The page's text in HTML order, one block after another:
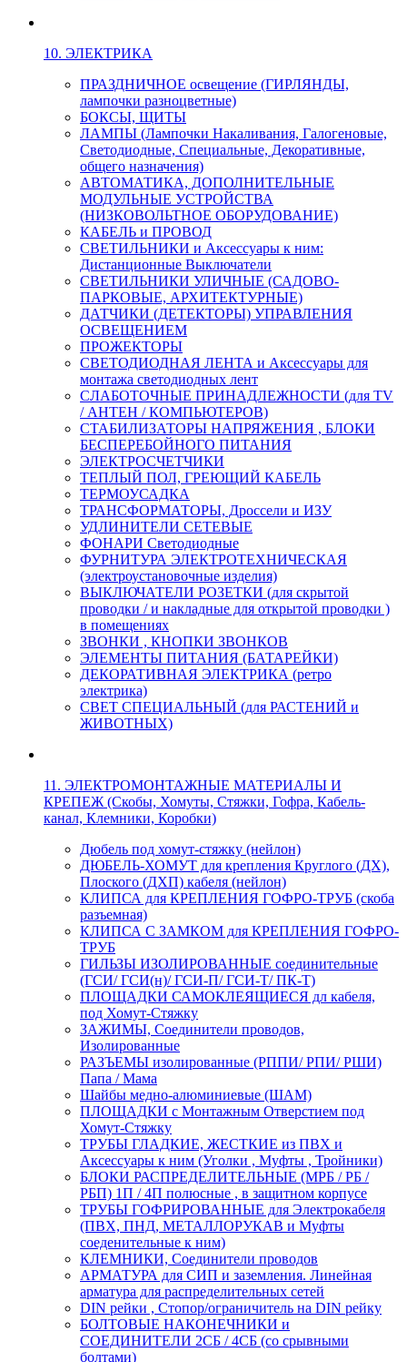
10. ЭЛЕКТРИКА
ПРАЗДНИЧНОЕ освещение (ГИРЛЯНДЫ,
лампочки разноцветные)
БОКСЫ, ЩИТЫ
ЛАМПЫ (Лампочки Накаливания, Галогеновые,
Светодиодные, Специальные, Декоративные,
общего назначения)
АВТОМАТИКА, ДОПОЛНИТЕЛЬНЫЕ
МОДУЛЬНЫЕ УСТРОЙСТВА
(НИЗКОВОЛЬТНОЕ ОБОРУДОВАНИЕ)
КАБЕЛЬ и ПРОВОД
СВЕТИЛЬНИКИ и Аксессуары к ним:
Дистанционные Выключатели
СВЕТИЛЬНИКИ УЛИЧНЫЕ (САДОВО-
ПАРКОВЫЕ, АРХИТЕКТУРНЫЕ)
ДАТЧИКИ (ДЕТЕКТОРЫ) УПРАВЛЕНИЯ
ОСВЕЩЕНИЕМ
ПРОЖЕКТОРЫ
СВЕТОДИОДНАЯ ЛЕНТА и Аксессуары для
монтажа светодиодных лент
СЛАБОТОЧНЫЕ ПРИНАДЛЕЖНОСТИ (для TV
/ АНТЕН / КОМПЬЮТЕРОВ)
СТАБИЛИЗАТОРЫ НАПРЯЖЕНИЯ , БЛОКИ
БЕСПЕРЕБОЙНОГО ПИТАНИЯ
ЭЛЕКТРОСЧЕТЧИКИ
ТЕПЛЫЙ ПОЛ, ГРЕЮЩИЙ КАБЕЛЬ
ТЕРМОУСАДКА
ТРАНСФОРМАТОРЫ, Дроссели и ИЗУ
УДЛИНИТЕЛИ СЕТЕВЫЕ
ФОНАРИ Светодиодные
ФУРНИТУРА ЭЛЕКТРОТЕХНИЧЕСКАЯ
(электроустановочные изделия)
ВЫКЛЮЧАТЕЛИ РОЗЕТКИ (для скрытой
проводки / и накладные для открытой проводки )
в помещениях
ЗВОНКИ , КНОПКИ ЗВОНКОВ
ЭЛЕМЕНТЫ ПИТАНИЯ (БАТАРЕЙКИ)
ДЕКОРАТИВНАЯ ЭЛЕКТРИКА (ретро
электрика)
СВЕТ СПЕЦИАЛЬНЫЙ (для РАСТЕНИЙ и
ЖИВОТНЫХ)
11. ЭЛЕКТРОМОНТАЖНЫЕ МАТЕРИАЛЫ И
КРЕПЕЖ (Скобы, Хомуты, Стяжки, Гофра, Кабель-
канал, Клемники, Коробки)
Дюбель под хомут-стяжку (нейлон)
ДЮБЕЛЬ-ХОМУТ для крепления Круглого (ДХ),
Плоского (ДХП) кабеля (нейлон)
КЛИПСА для КРЕПЛЕНИЯ ГОФРО-ТРУБ (скоба
разъемная)
КЛИПСА С ЗАМКОМ для КРЕПЛЕНИЯ ГОФРО-
ТРУБ
ГИЛЬЗЫ ИЗОЛИРОВАННЫЕ соединительные
(ГСИ/ ГСИ(н)/ ГСИ-П/ ГСИ-Т/ ПК-Т)
ПЛОЩАДКИ САМОКЛЕЯЩИЕСЯ дл кабеля,
под Хомут-Стяжку
ЗАЖИМЫ, Соединители проводов,
Изолированные
РАЗЪЕМЫ изолированные (РППИ/ РПИ/ РШИ)
Папа / Мама
Шайбы медно-алюминиевые (ШАМ)
ПЛОЩАДКИ с Монтажным Отверстием под
Хомут-Стяжку
ТРУБЫ ГЛАДКИЕ, ЖЕСТКИЕ из ПВХ и
Аксессуары к ним (Уголки , Муфты , Тройники)
БЛОКИ РАСПРЕДЕЛИТЕЛЬНЫЕ (МРБ / РБ /
РБП) 1П / 4П полюсные , в защитном корпусе
ТРУБЫ ГОФРИРОВАННЫЕ для Электрокабеля
(ПВХ, ПНД, МЕТАЛЛОРУКАВ и Муфты
соеденительные к ним)
КЛЕМНИКИ, Соединители проводов
АРМАТУРА для СИП и заземления. Линейная
арматура для распределительных сетей
DIN рейки , Стопор/ограничитель на DIN рейку
БОЛТОВЫЕ НАКОНЕЧНИКИ и
СОЕДИНИТЕЛИ 2СБ / 4СБ (со срывными
болтами)